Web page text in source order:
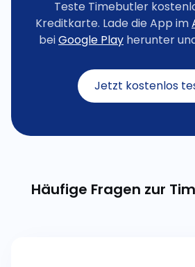
Teste Timebutler
Kreditkarte. Lade die App im
beiGoogle Play herunter
Jetzt kostenlos
Häufige Fragen zur